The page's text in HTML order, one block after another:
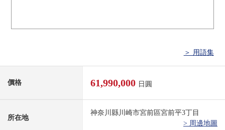
＞ 用語集
價格 61,990,000 日圓
所在地
神奈川縣川崎市宮前區宮前平3丁目
> 周邊地圖